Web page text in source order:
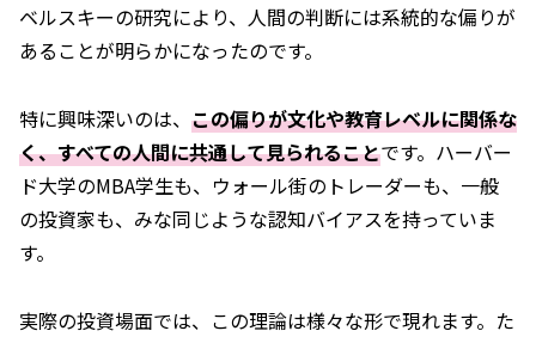
ベルスキーの研究により、人間の判断には系統的な偏りが
あることが明らかになったのです。
特に興味深いのは、 この偏りが文化や教育レベルに関係な
く、すべての人間に共通して見られることです。ハーバー
ド大学のMBA学生も、ウォール街のトレーダーも、一般
の投資家も、みな同じような認知バイアスを持っていま
す。
実際の投資場面では、この理論は様々な形で現れます。た